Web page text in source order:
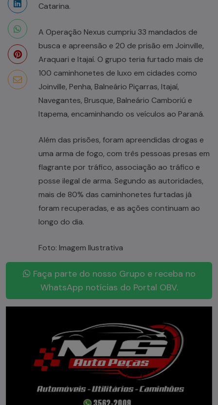
Catarina.
A Operação Nexus cumpriu 33 mandados de
busca e apreensão e 20 de prisão em Joinville,
Araquari e Itajaí. O grupo teria furtado mais de
100 caminhonetes de luxo em cidades como
Joinville, Penha, Balneário Piçarras, Itajaí,
Navegantes, Brusque, Balneário Camboriú e
Itapema, encaminhando os veículos ao Paraná.
Além das prisões, foram apreendidas drogas e
uma arma de fogo, com três pessoas presas em
flagrante por tráfico, associação ao tráfico e
posse ilegal de arma. Segundo as autoridades,
mais de 80% das caminhonetes furtadas já
foram recuperadas, e as ações continuam ao
longo do dia.
Foto: Imagem Ilustrativa
Faça parte do nosso Grupo e receba no
WhatsApp notícias do Portal OBV.